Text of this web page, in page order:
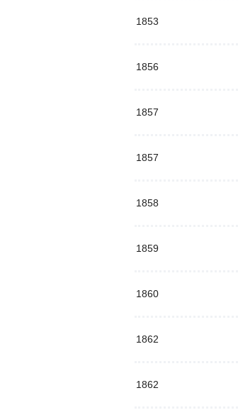
1853
1856
1857
1857
1858
1859
1860
1862
1862